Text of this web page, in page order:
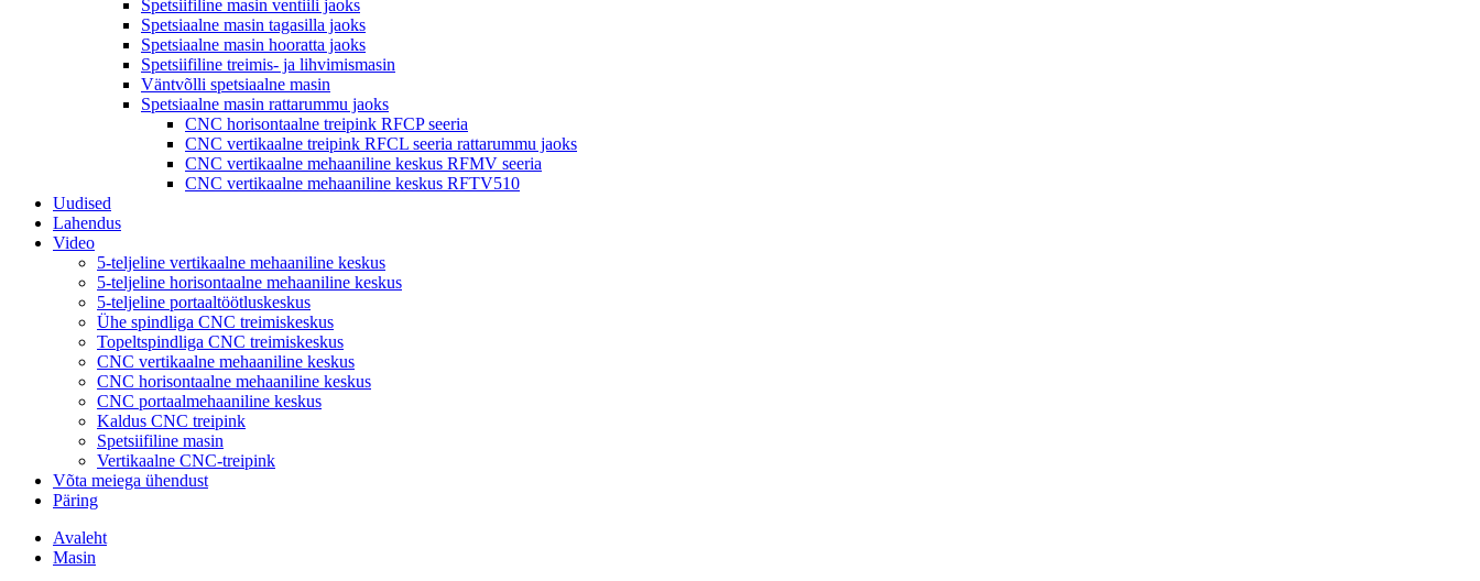
Spetsiifiline masin ventiili jaoks
Spetsiaalne masin tagasilla jaoks
Spetsiaalne masin hooratta jaoks
Spetsiifiline treimis- ja lihvimismasin
Väntvõlli spetsiaalne masin
Spetsiaalne masin rattarummu jaoks
CNC horisontaalne treipink RFCP seeria
CNC vertikaalne treipink RFCL seeria rattarummu jaoks
CNC vertikaalne mehaaniline keskus RFMV seeria
CNC vertikaalne mehaaniline keskus RFTV510
Uudised
Lahendus
Video
5-teljeline vertikaalne mehaaniline keskus
5-teljeline horisontaalne mehaaniline keskus
5-teljeline portaaltöötluskeskus
Ühe spindliga CNC treimiskeskus
Topeltspindliga CNC treimiskeskus
CNC vertikaalne mehaaniline keskus
CNC horisontaalne mehaaniline keskus
CNC portaalmehaaniline keskus
Kaldus CNC treipink
Spetsiifiline masin
Vertikaalne CNC-treipink
Võta meiega ühendust
Päring
Avaleht
Masin